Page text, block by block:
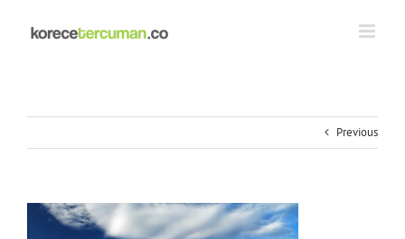
content
Previous